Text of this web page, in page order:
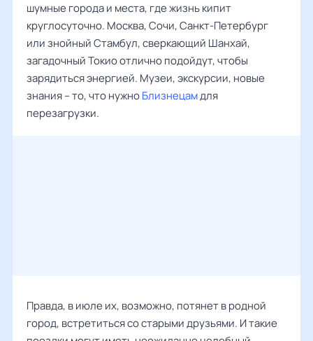
шумные города и места, где жизнь кипит
круглосуточно. Москва, Сочи, Санкт-Петербург
или знойный Стамбул, сверкающий Шанхай,
загадочный Токио отлично подойдут, чтобы
зарядиться энергией. Музеи, экскурсии, новые
знания – то, что нужноБлизнецамдля
перезагрузки.
Правда, в июле их, возможно, потянет в родной
город, встретиться со старыми друзьями. И такие